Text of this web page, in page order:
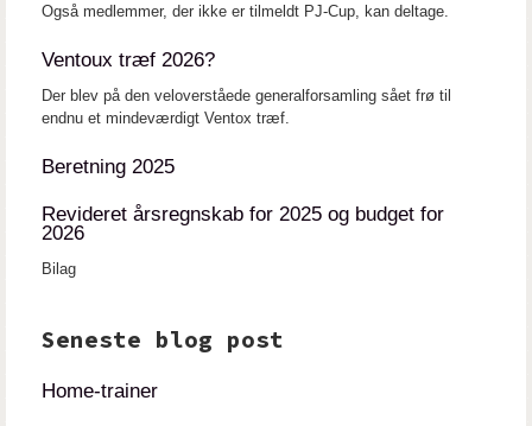
Også medlemmer, der ikke er tilmeldt PJ-Cup, kan deltage.
Ventoux træf 2026?
Der blev på den veloverståede generalforsamling sået frø til
endnu et mindeværdigt Ventox træf.
Beretning 2025
Revideret årsregnskab for 2025 og budget for
2026
Bilag
Seneste blog post
Home-trainer